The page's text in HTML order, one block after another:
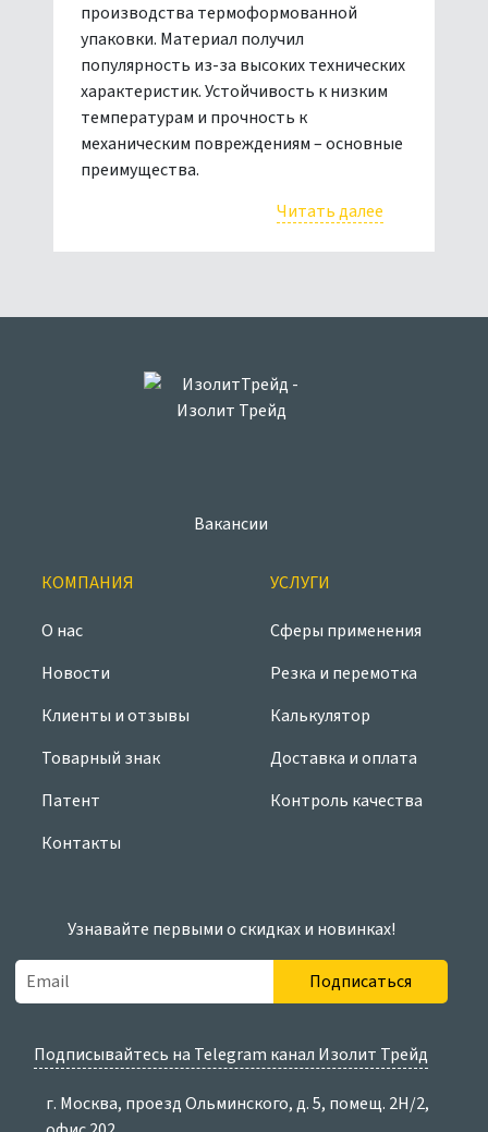
производства термоформованной
упаковки. Материал получил
популярность из-за высоких технических
характеристик. Устойчивость к низким
температурам и прочность к
механическим повреждениям – основные
преимущества.
Читать далее
Вакансии
КОМПАНИЯ
О нас
Новости
Клиенты и отзывы
Товарный знак
Патент
Контакты
УСЛУГИ
Сферы применения
Резка и перемотка
Калькулятор
Доставка и оплата
Контроль качества
Узнавайте первыми о скидках и новинках!
Подписаться
Подписывайтесь на Telegram канал Изолит Трейд
г. Москва, проезд Ольминского, д. 5, помещ. 2Н/2,